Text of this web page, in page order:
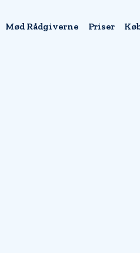
Mød Rådgiverne Priser